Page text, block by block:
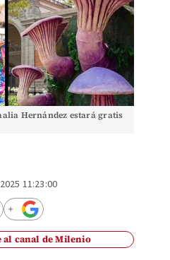
Hernández estará gratis
11:23:00
al canal de Milenio